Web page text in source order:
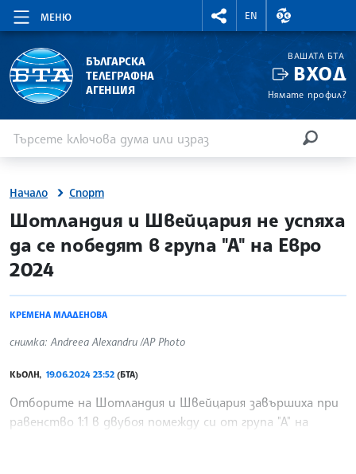
МЕНЮ
RIGHTMENU.SOCIAL
EN
ВАЛУТНИ
БЪЛГАРСКА
ТЕЛЕГРАФНА
АГЕНЦИЯ
ВАШАТА БТА
ВХОД
Нямате профил?
Начало Спорт
site.bta
Шотландия и Швейцария не успяха
да се победят в група "А" на Евро
2024
КРЕМЕНА МЛАДЕНОВА
снимка: Andreea Alexandru /AP Photo
КЬОЛН, 19.06.2024 23:52 (БТА)
Отборите на Шотландия и Швейцария завършиха при
равенство 1:1 в двубоя помежду си от група "А" на